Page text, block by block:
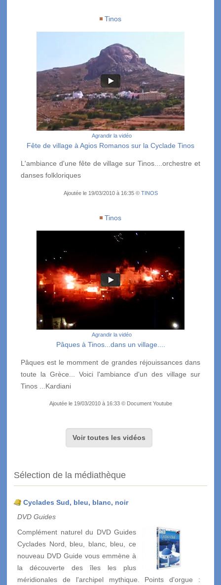
Tinos
Agrandir la vidéo
Fête de village à Agios Romanos sur la Cyclade Tinos
L'ambiance d'une fête de village sur Tinos....orchestre et
danses folkloriques
Ajoutée le 19/03/2010 à 16:35 © TINOS
Tinos
Agrandir la vidéo
Pâques à Tinos...dans un village....
Pâques est le momment de grandes réjouissances dans
toute la Grèce... Voici l'ambiance d'un des village sur
Tinos ...Kardiani
Ajoutée le 19/03/2010 à 16:33 © Document Youtube
Voir toutes les vidéos
Sélection de la médiathèque
Cyclades Sud, bleu, blanc, noir
DVD Guides
Complément naturel du DVD Guides
Cyclades Nord, bleu, blanc, bleu, ce
nouveau DVD Guide vous emmène à
la découverte des îles les plus
méridionales de l'archipel mythique. Points d'orgue :